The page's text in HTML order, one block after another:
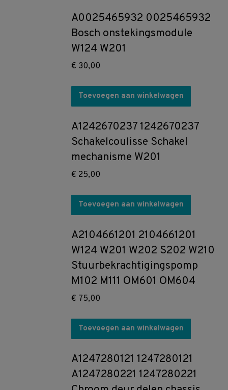
A0025465932 0025465932
Bosch onstekingsmodule
W124 W201
€ 30,00
Toevoegen aan winkelwagen
A1242670237 1242670237
Schakelcoulisse Schakel
mechanisme W201
€ 25,00
Toevoegen aan winkelwagen
A2104661201 2104661201
W124 W201 W202 S202 W210
Stuurbekrachtigingspomp
M102 M111 OM601 OM604
€ 75,00
Toevoegen aan winkelwagen
A1247280121 1247280121
A1247280221 1247280221